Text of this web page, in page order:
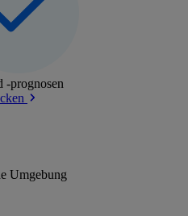
-prognosen
Umgebung